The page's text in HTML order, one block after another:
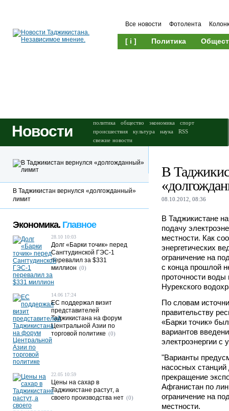
Все новости Фотолента
[ i ] Политика
Новости политика общество экономика
спорт
происшествия
культура наука
RSS
свежие новости
В
08.10.2012, 08:36
В Таджикистане
подачу
местности. Как
энергетических
ограничение на
с конца прошлой
проточности
Нурекского
По словам
правительству
«Барки точик»
вариантов
электроэнергии с
"Варианты
насосных
прекращение
Афганистан по
ограничение на
местности.
В Таджикистан вернулся «долгожданный»
лимит
Экономика. Главное
28.10 10:03
Долг «Барки точик» перед
Сангтудинской ГЭС-1
перевалил за $331
миллион (0)
14.06 17:24
ЕС поддержал визит
представителей
Таджикистана на форум
Центральной Азии по
торговой политике (0)
22.05 10:59
Цены на сахар в
Таджикистане растут, а
своего производства нет (0)